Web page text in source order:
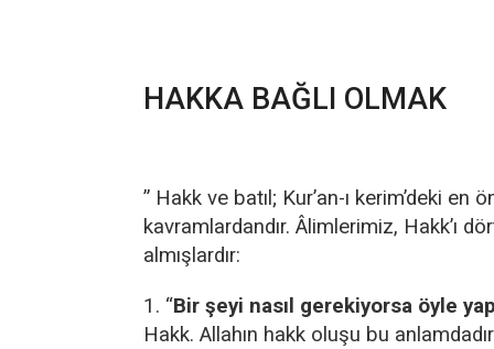
HAKKA BAĞLI OLMAK
” Hakk ve batıl; Kur’an-ı kerim’deki en
kavramlardandır. Âlimlerimiz, Hakk’ı
almışlardır:
1. “Bir şeyi nasıl gerekiyorsa öyle
Hakk. Allahın hakk oluşu bu